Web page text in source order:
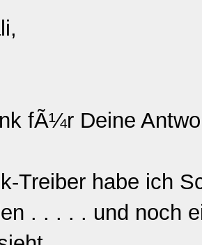
fÃ¼r Deine
Treiber habe ich
. . . . . und noch